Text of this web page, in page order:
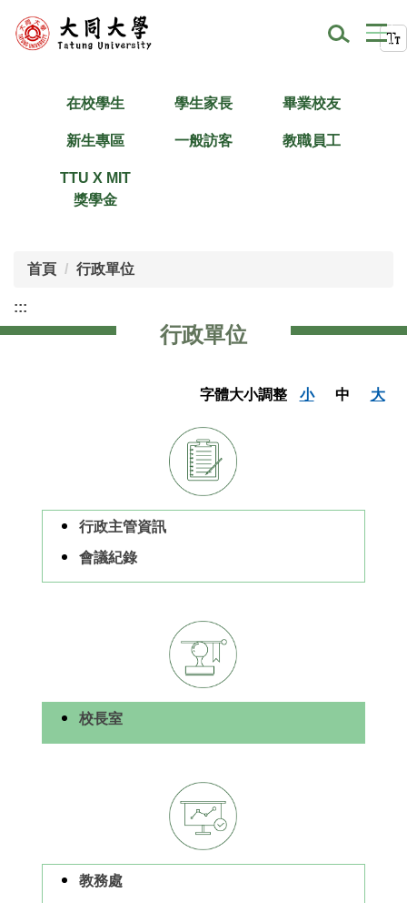
到
在校學生 學生家長 畢業校友
新生專區 一般訪客 教職員工
TTU X MIT
獎學金
首頁 行政單位
:::
行政單位
字體大小調整 小 中 大
行政主管資訊
會議紀錄
校長室
教務處